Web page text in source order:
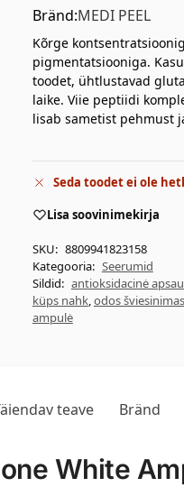
Bränd:MEDI PEEL
Kõrge
pigmentatsiooniga.
toodet, ühtlustavad
laike. Viie peptiidi
lisab sametist pehmust
Seda toodet ei ole
Lisa soovinimekirja
SKU: 8809941823158
Kategooria: Seerumid
Sildid: antioksidacinė
küps nahk,odos šviesinimas
ampulė
teave Bränd
White